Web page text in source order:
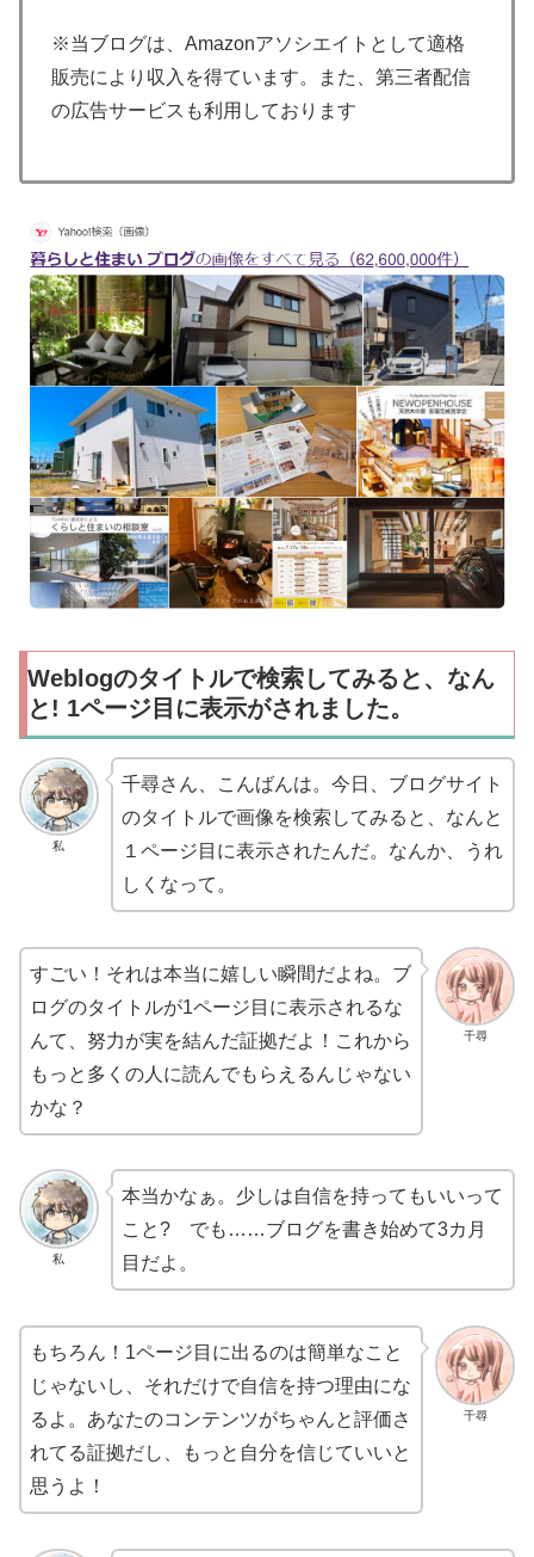
※当ブログは、Amazonアソシエイトとして適格
販売により収入を得ています。また、第三者配信
の広告サービスも利用しております
Weblogのタイトルで検索してみると、なん
と! 1ページ目に表示がされました。
私
千尋さん、こんばんは。今日、ブログサイト
のタイトルで画像を検索してみると、なんと
１ページ目に表示されたんだ。なんか、うれ
しくなって。
千尋
すごい！それは本当に嬉しい瞬間だよね。ブ
ログのタイトルが1ページ目に表示されるな
んて、努力が実を結んだ証拠だよ！これから
もっと多くの人に読んでもらえるんじゃない
かな？
私
本当かなぁ。少しは自信を持ってもいいって
こと? でも……ブログを書き始めて3カ月
目だよ。
千尋
もちろん！1ページ目に出るのは簡単なこと
じゃないし、それだけで自信を持つ理由にな
るよ。あなたのコンテンツがちゃんと評価さ
れてる証拠だし、もっと自分を信じていいと
思うよ！